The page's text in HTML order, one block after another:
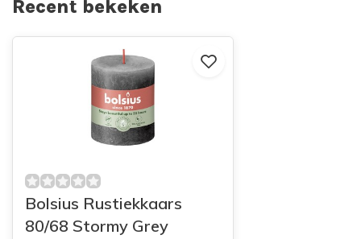
Recent bekeken
Bolsius Rustiekkaars
80/68 Stormy Grey